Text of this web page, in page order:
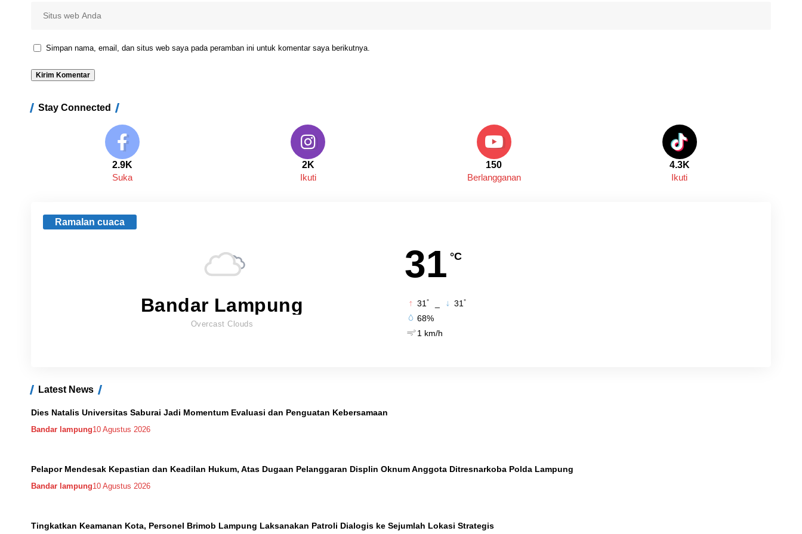
Simpan nama, email, dan situs web saya pada peramban ini untuk komentar saya berikutnya.
Stay Connected
2.9K
Suka
2K
Ikuti
150
Berlangganan
4.3K
Ikuti
Ramalan cuaca
31 °C
Bandar Lampung
Overcast Clouds
31 ° 31 °
68%
1 km/h
Latest News
Dies Natalis Universitas Saburai Jadi Momentum Evaluasi dan Penguatan Kebersamaan
Bandar lampung10 Agustus 2026
Pelapor Mendesak Kepastian dan Keadilan Hukum, Atas Dugaan Pelanggaran Displin Oknum Anggota Ditresnarkoba Polda Lampung
Bandar lampung10 Agustus 2026
Tingkatkan Keamanan Kota, Personel Brimob Lampung Laksanakan Patroli Dialogis ke Sejumlah Lokasi Strategis